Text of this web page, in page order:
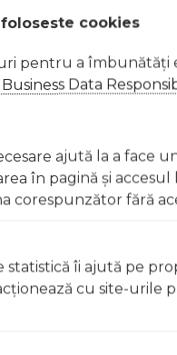
cookies
pentru a îmbunătăți
Data
ajută la a face
în pagină şi
corespunzător fără
statistică îi ajută pe
cu site-urile